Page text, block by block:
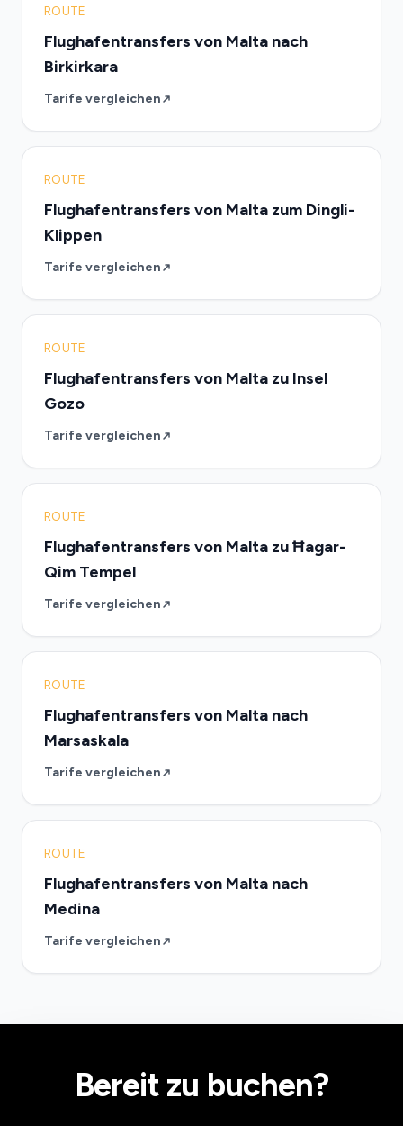
ROUTE
Flughafentransfers von Malta nach
Birkirkara
Tarife vergleichen
ROUTE
Flughafentransfers von Malta zum Dingli-
Klippen
Tarife vergleichen
ROUTE
Flughafentransfers von Malta zu Insel
Gozo
Tarife vergleichen
ROUTE
Flughafentransfers von Malta zu Ħagar-
Qim Tempel
Tarife vergleichen
ROUTE
Flughafentransfers von Malta nach
Marsaskala
Tarife vergleichen
ROUTE
Flughafentransfers von Malta nach
Medina
Tarife vergleichen
Bereit zu buchen?